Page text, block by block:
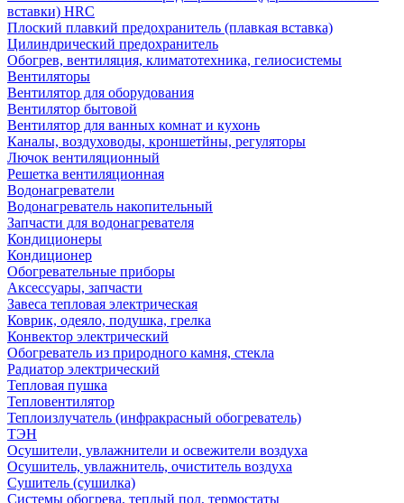
вставки) HRC
Плоский плавкий предохранитель (плавкая вставка)
Цилиндрический предохранитель
Обогрев, вентиляция, климатотехника, гелиосистемы
Вентиляторы
Вентилятор для оборудования
Вентилятор бытовой
Вентилятор для ванных комнат и кухонь
Каналы, воздуховоды, кроншетйны, регуляторы
Лючок вентиляционный
Решетка вентиляционная
Водонагреватели
Водонагреватель накопительный
Запчасти для водонагревателя
Кондиционеры
Кондиционер
Обогревательные приборы
Аксессуары, запчасти
Завеса тепловая электрическая
Коврик, одеяло, подушка, грелка
Конвектор электрический
Обогреватель из природного камня, стекла
Радиатор электрический
Тепловая пушка
Тепловентилятор
Теплоизлучатель (инфракрасный обогреватель)
ТЭН
Осушители, увлажнители и освежители воздуха
Осушитель, увлажнитель, очиститель воздуха
Сушитель (сушилка)
Системы обогрева, теплый пол, термостаты